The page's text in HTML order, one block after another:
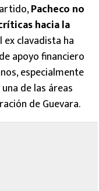
Pacheco no
hacia la
ex clavadista ha
apoyo financiero
especialmente
de las áreas
de Guevara.